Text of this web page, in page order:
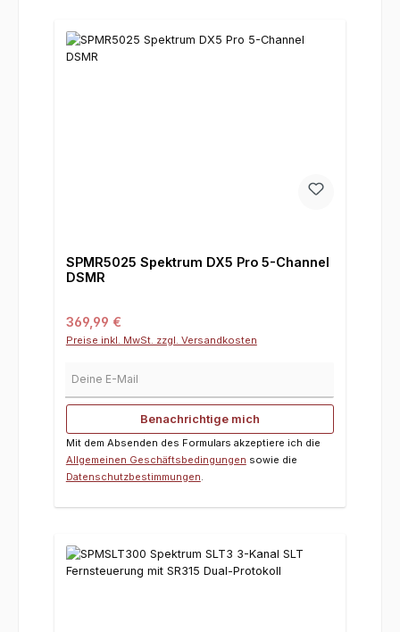
SPMR5025 Spektrum DX5 Pro 5-Channel
DSMR
Regulärer Preis:
369,99 €
Preise inkl. MwSt. zzgl. Versandkosten
Benachrichtige mich
Mit dem Absenden des Formulars akzeptiere ich die
Allgemeinen Geschäftsbedingungen sowie die
Datenschutzbestimmungen